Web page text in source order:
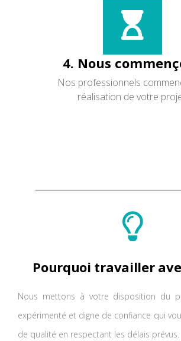
4. Nous
Nos professionnels
réalisation de votre
Pourquoi travailler
Nous mettons à votre disposition du
expérimenté et digne de confiance qui
de qualité en respectant les délais prévus.